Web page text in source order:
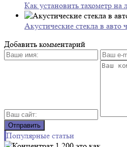
Как установить тахометр на
Акустические стекла в авто
Добавить комментарий
Популярные статьи